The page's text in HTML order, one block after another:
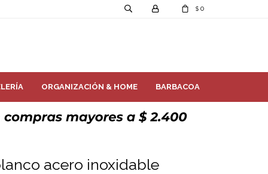
ORGANIZACIÓN & HOME BARBACOA
$ 0
acero inoxidable